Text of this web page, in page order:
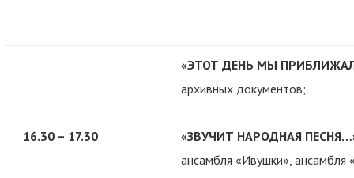
16.30 – 17.30
«ЭТОТ ДЕНЬ МЫ
архивных документов;
«ЗВУЧИТ НАРОДНАЯ
ансамбля «Ивушки», ансамбля